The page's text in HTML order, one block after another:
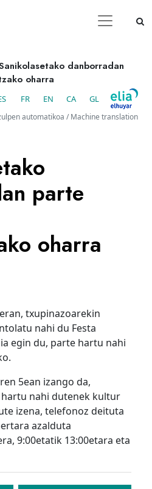
danborradan
oharra
FR EN CA GL
automatikoa / Machine translation
parte
oharra
txupinazoarekin
nahi du Festa
egin du, parte hartu nahi
5ean izango da,
nahi dutenek kultur
izena, telefonoz deituta
azalduta
9:00etatik 13:00etara eta